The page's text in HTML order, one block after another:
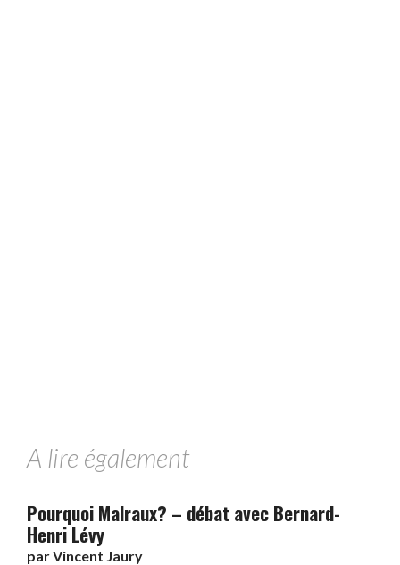
A lire également
Pourquoi Malraux? – débat avec Bernard-
Henri Lévy
parVincent Jaury